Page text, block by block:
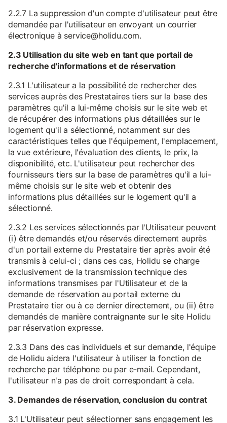
2.2.7 La suppression d'un compte d'utilisateur peut être
demandée par l'utilisateur en envoyant un courrier
électronique à service@holidu.com.
2.3 Utilisation du site web en tant que portail de
recherche d'informations et de réservation
2.3.1 L'utilisateur a la possibilité de rechercher des
services auprès des Prestataires tiers sur la base des
paramètres qu'il a lui-même choisis sur le site web et
de récupérer des informations plus détaillées sur le
logement qu'il a sélectionné, notamment sur des
caractéristiques telles que l'équipement, l'emplacement,
la vue extérieure, l'évaluation des clients, le prix, la
disponibilité, etc. L'utilisateur peut rechercher des
fournisseurs tiers sur la base de paramètres qu'il a lui-
même choisis sur le site web et obtenir des
informations plus détaillées sur le logement qu'il a
sélectionné.
2.3.2 Les services sélectionnés par l'Utilisateur peuvent
(i) être demandés et/ou réservés directement auprès
d'un portail externe du Prestataire tier après avoir été
transmis à celui-ci ; dans ces cas, Holidu se charge
exclusivement de la transmission technique des
informations transmises par l'Utilisateur et de la
demande de réservation au portail externe du
Prestataire tier ou à ce dernier directement, ou (ii) être
demandés de manière contraignante sur le site Holidu
par réservation expresse.
2.3.3 Dans des cas individuels et sur demande, l'équipe
de Holidu aidera l'utilisateur à utiliser la fonction de
recherche par téléphone ou par e-mail. Cependant,
l'utilisateur n'a pas de droit correspondant à cela.
3. Demandes de réservation, conclusion du contrat
3.1 L'Utilisateur peut sélectionner sans engagement les